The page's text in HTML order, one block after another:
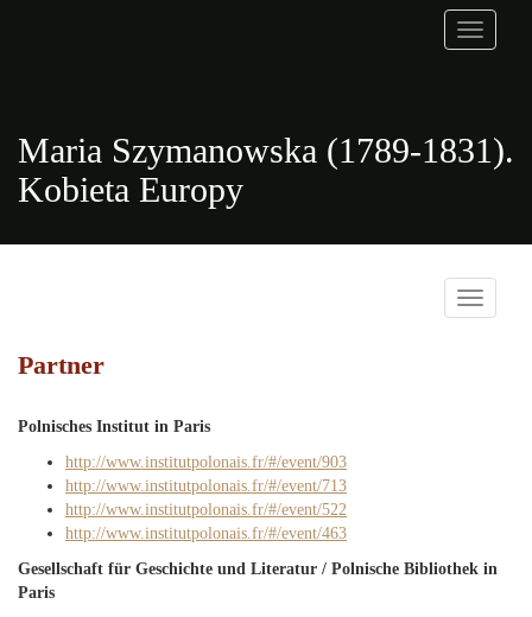
Toggle
Maria Szymanowska (1789-1831).
Kobieta Europy
Toggle
Partner
Polnisches Institut in Paris
http://www.institutpolonais.fr/#/event/903
http://www.institutpolonais.fr/#/event/713
http://www.institutpolonais.fr/#/event/522
http://www.institutpolonais.fr/#/event/463
Gesellschaft für Geschichte und Literatur / Polnische Bibliothek in
Paris